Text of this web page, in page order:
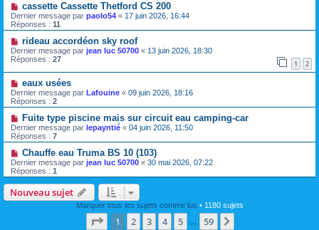
cassette Cassette Thetford CS 200
Dernier message par paolo54 « 17 juin 2026, 16:44
Réponses : 11
rideau accordéon sky roof
Dernier message par jean luc 50700 « 13 juin 2026, 18:30
Réponses : 27 1 2
eaux usées
Dernier message par Lafouine « 09 juin 2026, 18:16
Réponses : 2
Fuite type piscine mais sur circuit eau camping-car
Dernier message par lepayntié « 04 juin 2026, 11:50
Réponses : 7
Chauffe eau Truma BS 10 (103)
Dernier message par jean luc 50700 « 30 mai 2026, 07:22
Réponses : 1
Nouveau sujet
Marquer tous les sujets comme lus • 1180 sujets
Page 1sur59
1 2 3 4 5 59